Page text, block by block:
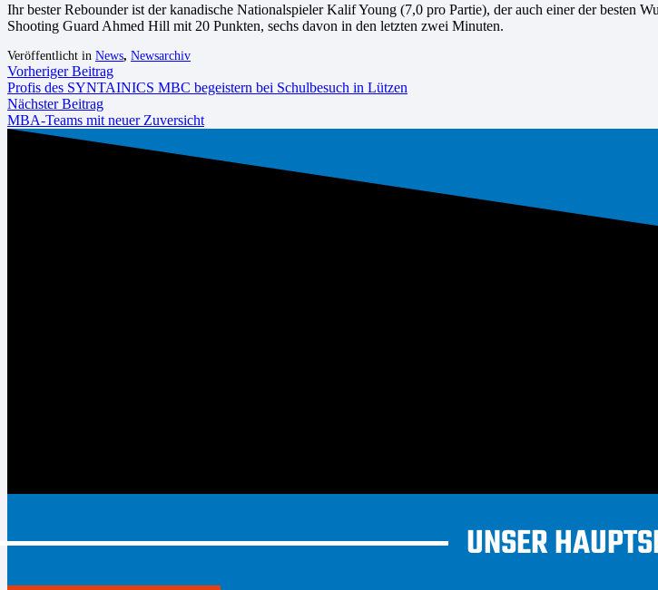
Ihr bester Rebounder ist der kanadische Nationalspieler Kalif Young (7,0 pro Partie), der auch einer der besten
Shooting Guard Ahmed Hill mit 20 Punkten, sechs davon in den letzten zwei Minuten.
Veröffentlicht in News, Newsarchiv
Vorheriger Beitrag
Profis des SYNTAINICS MBC begeistern bei Schulbesuch in Lützen
Nächster Beitrag
MBA-Teams mit neuer Zuversicht
UNSER